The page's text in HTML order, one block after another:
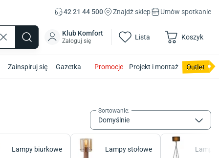
42 21 44 500 Znajdź sklep Umów spotkanie
Klub Komfort
Zaloguj się Lista Koszyk
Zainspiruj się Gazetka Promocje Projekt i montaż
Sortowanie:
Domyślnie
Lampy biurkowe Lampy stołowe Lampy